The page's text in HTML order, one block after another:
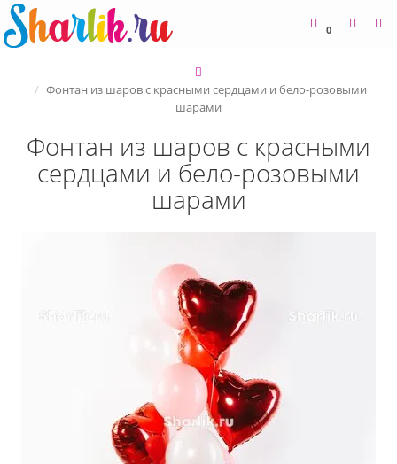
0
Фонтан из шаров с красными сердцами и бело-розовыми
шарами
Фонтан из шаров с красными
сердцами и бело-розовыми
шарами